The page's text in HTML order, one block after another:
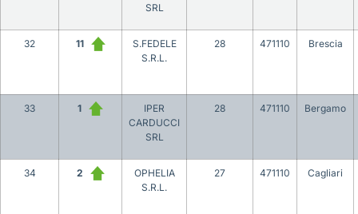
SRL
32 11
S.FEDELE
S.R.L.
28 471110 Brescia
33 1
IPER
CARDUCCI
SRL
28 471110 Bergamo
34 2
OPHELIA
S.R.L.
27 471110 Cagliari